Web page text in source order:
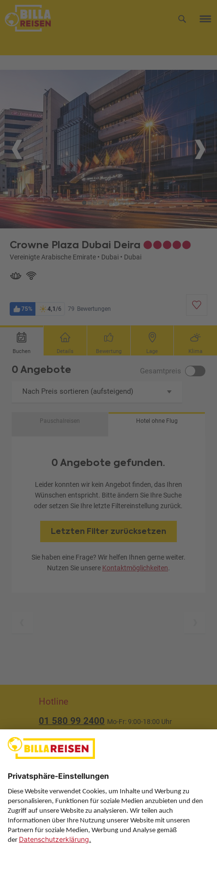
Crowne Plaza Dubai Deira
Vereinigte Arabische Emirate • Dubai • Dubai
75% 4,1 /6 79 Bewertungen
Buchen Details Bewertung Lage Klima
0 Angebote Gesamtpreis
Nach Preis sortieren (aufsteigend)
Pauschalreisen Hotel ohne Flug
0 Angebote gefunden.
Leider konnten wir kein Angebot finden, das Ihren
Wünschen entspricht. Bitte ändern Sie Ihre Suche
oder setzen Sie Ihre letzte Filtereinstellung zurück.
Letzten Filter zurücksetzen
Sie haben eine Frage? Wir helfen Ihnen gerne weiter.
Nutzen Sie unsere Kontaktmöglichkeiten.
Hotline
01 580 99 2400 Mo-Fr: 9:00-18:00 Uhr
Über uns
Service
Information
Folgen Sie uns auf